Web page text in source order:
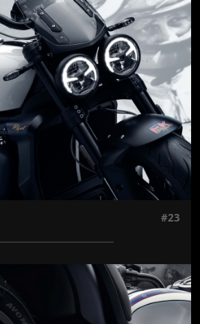
#23
Jön még kép!